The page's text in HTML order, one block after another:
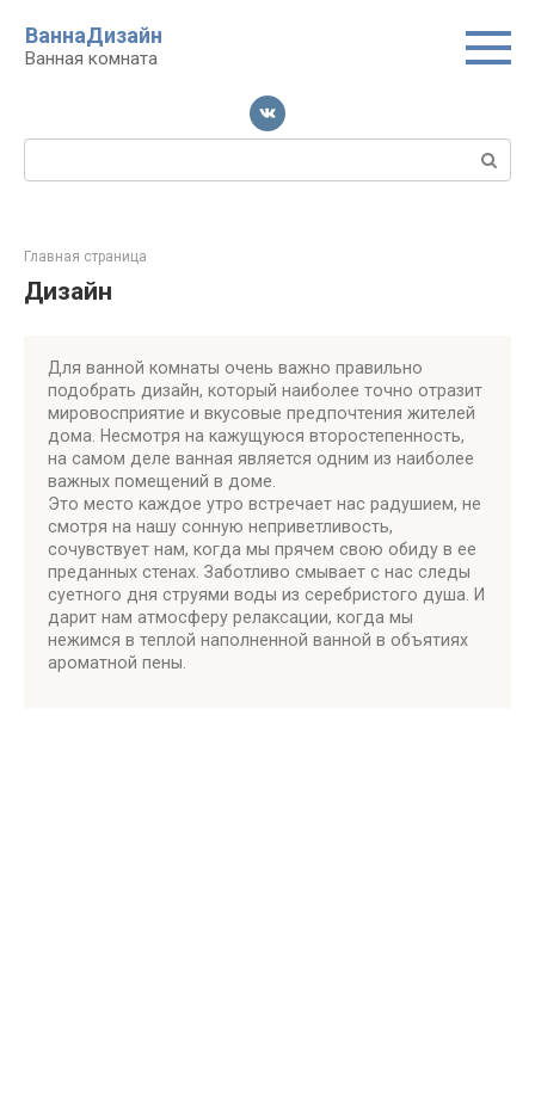
контенту
ВаннаДизайн
Ванная комната
Поиск:
Главная страница
Дизайн
Для ванной комнаты очень важно правильно
подобрать дизайн, который наиболее точно отразит
мировосприятие и вкусовые предпочтения жителей
дома. Несмотря на кажущуюся второстепенность,
на самом деле ванная является одним из наиболее
важных помещений в доме.
Это место каждое утро встречает нас радушием, не
смотря на нашу сонную неприветливость,
сочувствует нам, когда мы прячем свою обиду в ее
преданных стенах. Заботливо смывает с нас следы
суетного дня струями воды из серебристого душа. И
дарит нам атмосферу релаксации, когда мы
нежимся в теплой наполненной ванной в объятиях
ароматной пены.